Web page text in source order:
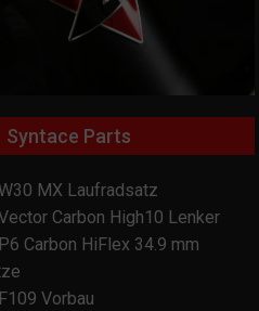
Syntace Parts
MX Laufradsatz
Carbon High10 Lenker
Carbon HiFlex 34.9 mm
Vorbau